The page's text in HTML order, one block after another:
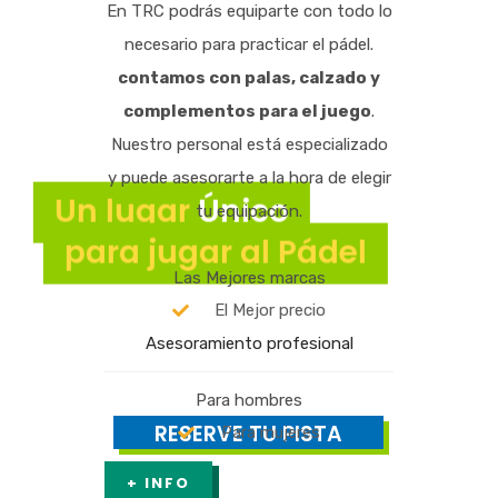
Un lugarÚnico
para jugar al Pádel
EL MEJOR CLUB EN BENALMÁDENA
PARA PRACTICAR DEPORTE
RESERVE TU PISTA
En TRC podrás equiparte con todo lo
necesario para practicar el pádel.
contamos con palas, calzado y
complementos para el juego.
Nuestro personal está especializado
y puede asesorarte a la hora de elegir
tu equipación.
Las Mejores marcas
El Mejor precio
Asesoramiento profesional
Para hombres
Para mujeres
+ INFO